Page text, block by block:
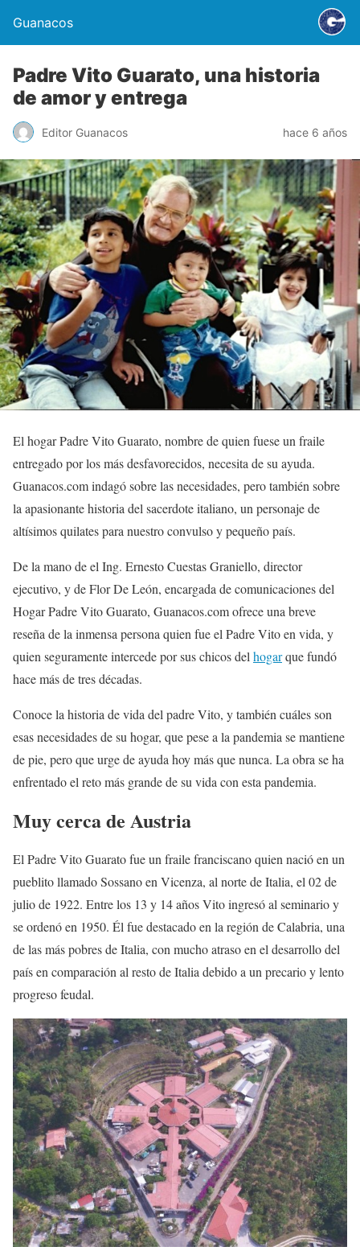
Guanacos
Padre Vito Guarato, una historia
de amor y entrega
Editor Guanacos hace 6 años
El hogar Padre Vito Guarato, nombre de quien fuese un fraile
entregado por los más desfavorecidos, necesita de su ayuda.
Guanacos.com indagó sobre las necesidades, pero también sobre
la apasionante historia del sacerdote italiano, un personaje de
altísimos quilates para nuestro convulso y pequeño país.
De la mano de el Ing. Ernesto Cuestas Graniello, director
ejecutivo, y de Flor De León, encargada de comunicaciones del
Hogar Padre Vito Guarato, Guanacos.com ofrece una breve
reseña de la inmensa persona quien fue el Padre Vito en vida, y
quien seguramente intercede por sus chicos del hogarque fundó
hace más de tres décadas.
Conoce la historia de vida del padre Vito, y también cuáles son
esas necesidades de su hogar, que pese a la pandemia se mantiene
de pie, pero que urge de ayuda hoy más que nunca. La obra se ha
enfrentado el reto más grande de su vida con esta pandemia.
Muy cerca de Austria
El Padre Vito Guarato fue un fraile franciscano quien nació en un
pueblito llamado Sossano en Vicenza, al norte de Italia, el 02 de
julio de 1922. Entre los 13 y 14 años Vito ingresó al seminario y
se ordenó en 1950. Él fue destacado en la región de Calabria, una
de las más pobres de Italia, con mucho atraso en el desarrollo del
país en comparación al resto de Italia debido a un precario y lento
progreso feudal.